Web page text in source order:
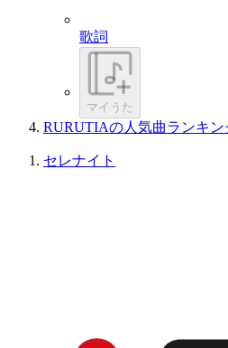
歌詞
マイうた
RURUTIAの人気曲ランキン
セレナイト